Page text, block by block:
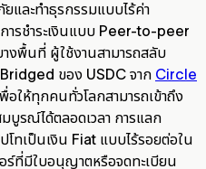
และทำธุรกรรมแบบไร้ค่า
ารชำระเงินแบบ Peer-to-peer
งพื้นที่ ผู้ใช้งานสามารถสลับ
ของ USDC จาก Circle
พื่อให้ทุกคนทั่วโลกสามารถเข้าถึง
บูรณ์ได้ตลอดเวลา การแลก
โทเป็นเงิน Fiat แบบไร้รอยต่อใน
อร์ที่มีใบอนุญาตหรือจดทะเบียน